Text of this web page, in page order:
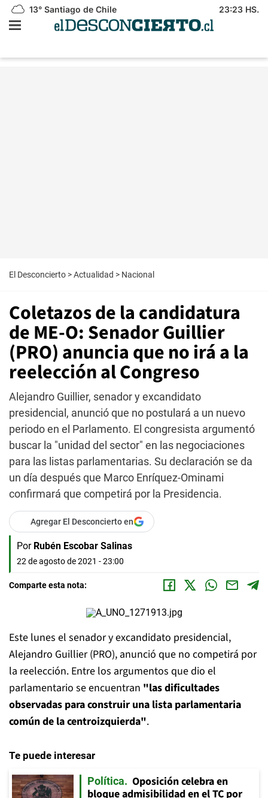
13° Santiago de Chile 23:23 HS.
El Desconcierto >Actualidad > Nacional
Coletazos de la candidatura
de ME-O: Senador Guillier
(PRO) anuncia que no irá a la
reelección al Congreso
Alejandro Guillier, senador y excandidato
presidencial, anunció que no postulará a un nuevo
periodo en el Parlamento. El congresista argumentó
buscar la "unidad del sector" en las negociaciones
para las listas parlamentarias. Su declaración se da
un día después que Marco Enríquez-Ominami
confirmará que competirá por la Presidencia.
Agregar El Desconcierto en
Por Rubén Escobar Salinas
22 de agosto de 2021 - 23:00
Comparte esta nota:
Este lunes el senador y excandidato presidencial,
Alejandro Guillier (PRO), anunció que no competirá por
la reelección. Entre los argumentos que dio el
parlamentario se encuentran "las dificultades
observadas para construir una lista parlamentaria
común de la centroizquierda".
Te puede interesar
Política
Oposición celebra en
bloque admisibilidad en el TC por